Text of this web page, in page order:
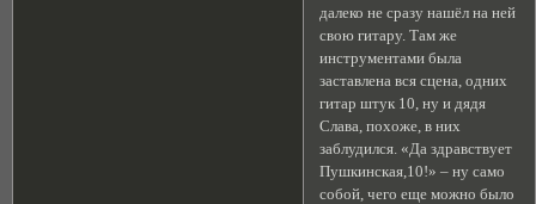
далеко не сразу нашёл на ней
свою гитару. Там же
инструментами была
заставлена вся сцена, одних
гитар штук 10, ну и дядя
Слава, похоже, в них
заблудился. «Да здравствует
Пушкинская,10!» – ну само
собой, чего еще можно было